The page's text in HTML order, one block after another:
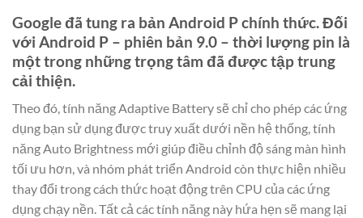
Google đã tung ra bản Android P chính thức. Đối
với Android P – phiên bản 9.0 – thời lượng pin là
một trong những trọng tâm đã được tập trung
cải thiện.
Theo đó, tính năng Adaptive Battery sẽ chỉ cho phép các ứng
dụng bạn sử dụng được truy xuất dưới nền hệ thống, tính
năng Auto Brightness mới giúp điều chỉnh độ sáng màn hình
tối ưu hơn, và nhóm phát triển Android còn thực hiện nhiều
thay đổi trong cách thức hoạt động trên CPU của các ứng
dụng chạy nền. Tất cả các tính năng này hứa hẹn sẽ mang lại